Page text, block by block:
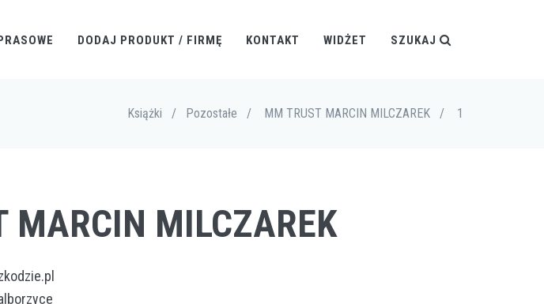
DODAJ PRODUKT / FIRMĘ KONTAKT WIDŻET SZUKAJ
Książki / Pozostałe / MM TRUST MARCIN MILCZAREK / 1
MARCIN MILCZAREK